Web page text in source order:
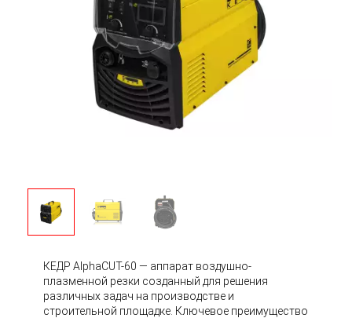
КЕДР AlphaCUT-60 — аппарат воздушно-
плазменной резки созданный для решения
различных задач на производстве и
строительной площадке. Ключевое преимущество